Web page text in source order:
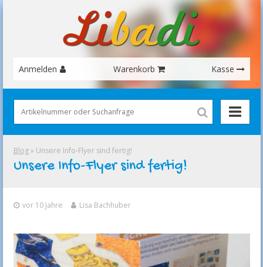
Anmelden Warenkorb Kasse
Blog» Unsere Info-Flyer sind fertig!
Unsere Info-Flyer sind fertig!
vor 10 Jahre Lisa Bachhuber